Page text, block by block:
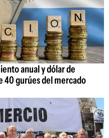
anual y dólar de
40 gurúes del mercado